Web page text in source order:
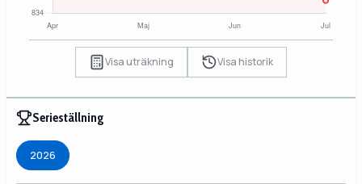
Visa uträkning Visa historik
Serieställning
2026